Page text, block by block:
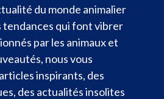
du monde animalier
tendances qui font vibrer
par les animaux et
nous vous
inspirants, des
des actualités insolites